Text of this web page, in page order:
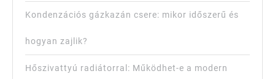
Kondenzációs gázkazán csere: mikor időszerű és
hogyan zajlik?
Hőszivattyú radiátorral: Működhet-e a modern